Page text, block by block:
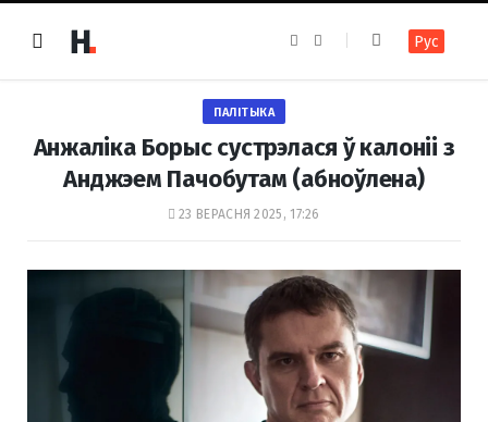
e
k
t
a
m
Рус
ПАЛІТЫКА
Анжаліка Борыс сустрэлася ў калоніі з
Анджэем Пачобутам (абноўлена)
23 ВЕРАСНЯ 2025, 17:26